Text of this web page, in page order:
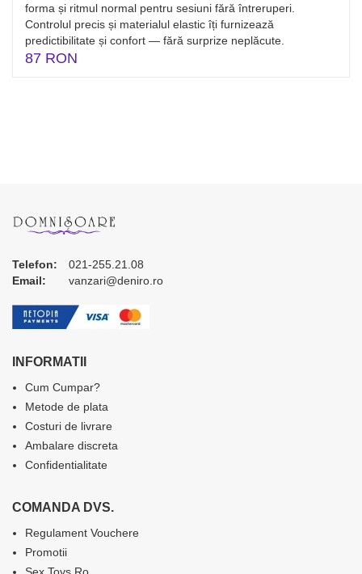
forma și ritmul normal pentru sesiuni fără întreruperi.
Controlul precis și materialul elastic îți furnizează
predictibilitate și confort — fără surprize neplăcute.
87 RON
Telefon:
021-255.21.08
Email:
vanzari@deniro.ro
INFORMATII
Cum Cumpar?
Metode de plata
Costuri de livrare
Ambalare discreta
Confidentialitate
COMANDA DVS.
Regulament Vouchere
Promotii